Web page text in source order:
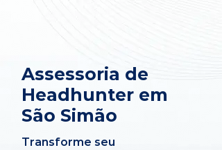
Assessoria de
Headhunter em
São Simão
Transforme seu